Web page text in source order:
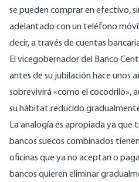
se pueden comprar en efectivo,
adelantado con un teléfono
decir, a través de cuentas
El vicegobernador del Banco
antes de su jubilación hace unos
sobrevivirá «como el cocodrilo»,
su hábitat reducido
La analogía es apropiada ya que
bancos suecos combinados
oficinas que ya no aceptan o
bancos quieren eliminar